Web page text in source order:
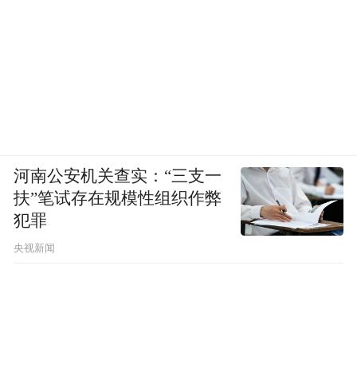
河南公安机关查实：“三支一
扶”笔试存在规模性组织作弊
犯罪
央视新闻